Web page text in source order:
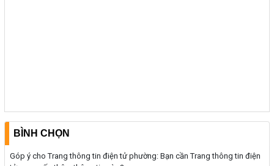
BÌNH CHỌN
Góp ý cho Trang thông tin điện tử phường: Bạn cần Trang thông tin điện